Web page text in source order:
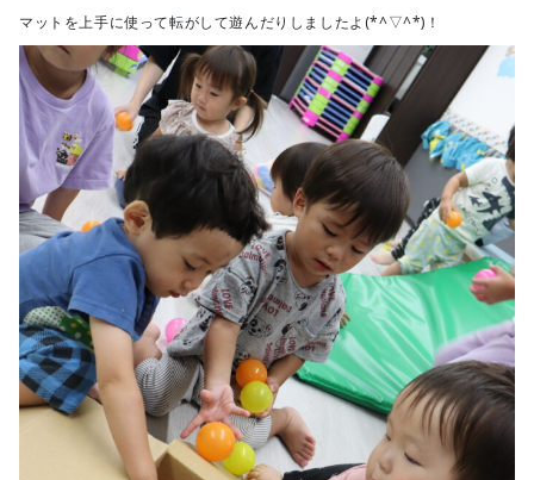
マットを上手に使って転がして遊んだりしましたよ(*^▽^*)！